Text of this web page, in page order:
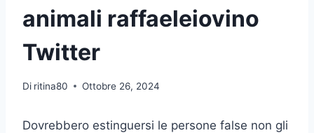
animali raffaeleiovino
Twitter
Di ritina80 Ottobre 26, 2024
Dovrebbero estinguersi le persone false non gli